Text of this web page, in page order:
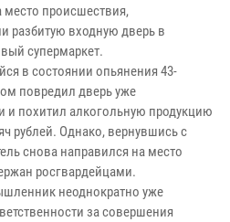
происшествия,
разбитую входную дверь в
супермаркет.
в состоянии опьянения 43-
повредил дверь уже
и похитил алкогольную продукцию
рублей. Однако, вернувшись с
снова направился на место
росгвардейцами.
неоднократно уже
за совершения